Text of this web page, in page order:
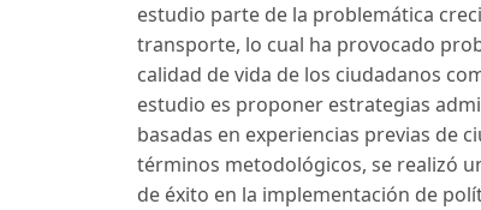
estudio parte de la problemática
transporte, lo cual ha provocado
calidad de vida de los ciudadanos
estudio es proponer estrategias
basadas en experiencias previas de
términos metodológicos, se realizó
de éxito en la implementación de